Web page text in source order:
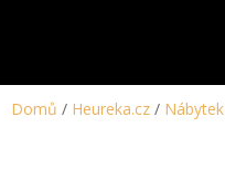
Domů / Heureka.cz / Nábytek